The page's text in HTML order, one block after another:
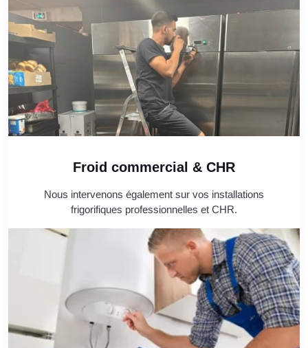
Froid commercial & CHR
Nous intervenons également sur vos installations
frigorifiques professionnelles et CHR.